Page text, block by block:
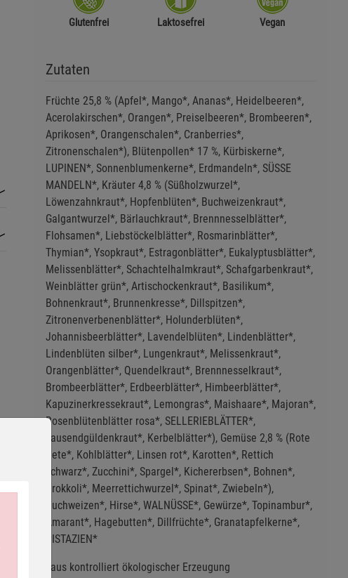
Glutenfrei Laktosefrei Vegan
Zutaten
Früchte 25,8 % (Apfel*, Mango*, Ananas*, Heidelbeeren*,
Acerolakirschen*, Orangen*, Preiselbeeren*, Brombeeren*,
Aprikosen*, Orangenschalen*, Cranberries*,
Zitronenschalen*), Blütenpollen* 17 %, Kürbiskerne*,
LUPINEN*, Sonnenblumenkerne*, Erdmandeln*, SÜSSE
MANDELN*, Kräuter 4,8 % (Süßholzwurzel*,
Löwenzahnkraut*, Hopfenblüten*, Buchweizenkraut*,
Galgantwurzel*, Bärlauchkraut*, Brennnesselblätter*,
Flohsamen*, Liebstöckelblätter*, Rosmarinblätter*,
Thymian*, Ysopkraut*, Estragonblätter*, Eukalyptusblätter*,
Melissenblätter*, Schachtelhalmkraut*, Schafgarbenkraut*,
Weinblätter grün*, Artischockenkraut*, Basilikum*,
Bohnenkraut*, Brunnenkresse*, Dillspitzen*,
Zitronenverbenenblätter*, Holunderblüten*,
Johannisbeerblätter*, Lavendelblüten*, Lindenblätter*,
Lindenblüten silber*, Lungenkraut*, Melissenkraut*,
Orangenblätter*, Quendelkraut*, Brennnesselkraut*,
Brombeerblätter*, Erdbeerblätter*, Himbeerblätter*,
Kapuzinerkressekraut*, Lemongras*, Maishaare*, Majoran*,
Rosenblütenblätter rosa*, SELLERIEBLÄTTER*,
Tausendgüldenkraut*, Kerbelblätter*), Gemüse 2,8 % (Rote
Bete*, Kohlblätter*, Linsen rot*, Karotten*, Rettich
schwarz*, Zucchini*, Spargel*, Kichererbsen*, Bohnen*,
Brokkoli*, Meerrettichwurzel*, Spinat*, Zwiebeln*),
Buchweizen*, Hirse*, WALNÜSSE*, Gewürze*, Topinambur*,
Amarant*, Hagebutten*, Dillfrüchte*, Granatapfelkerne*,
PISTAZIEN*
*aus kontrolliert ökologischer Erzeugung